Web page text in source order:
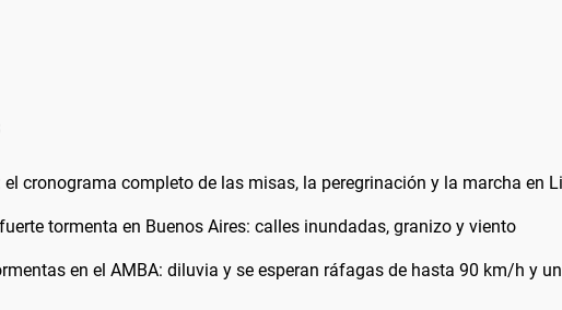
el cronograma completo de las misas, la peregrinación y la marcha en
tormenta en Buenos Aires: calles inundadas, granizo y viento
en el AMBA: diluvia y se esperan ráfagas de hasta 90 km/h y